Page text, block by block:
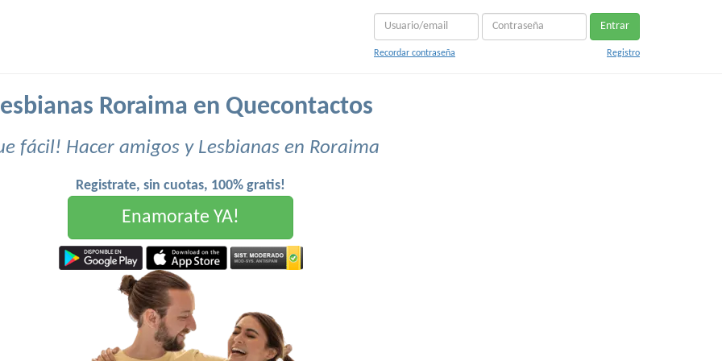
Entrar
Recordar contraseña Registro
Roraima en Quecontactos
fácil! Hacer amigos y Lesbianas en Roraima
Registrate, sin cuotas, 100% gratis!
Enamorate YA!